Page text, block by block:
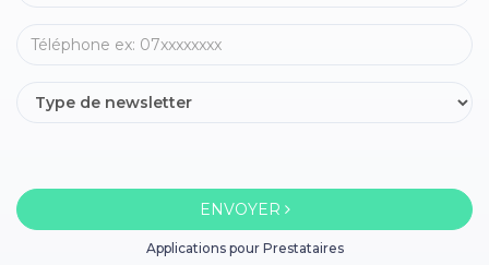
ENVOYER
Applications pour Prestataires